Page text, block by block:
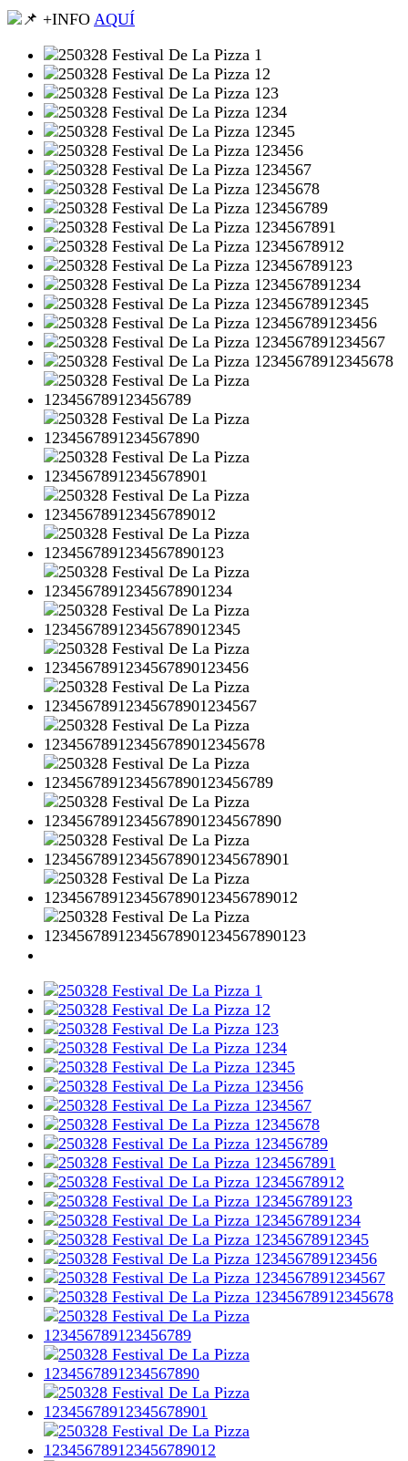
+INFO AQUÍ